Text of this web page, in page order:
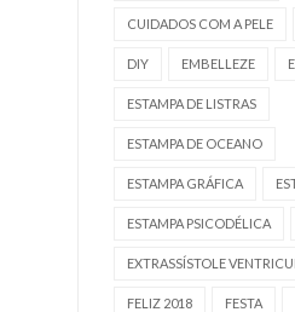
CUIDADOS COM A PELE
DIY EMBELLEZE
ESTAMPA DE LISTRAS
ESTAMPA DE OCEANO
ESTAMPA GRÁFICA
ESTAMPA PSICODÉLICA
EXTRASSÍSTOLE
FELIZ 2018 FESTA